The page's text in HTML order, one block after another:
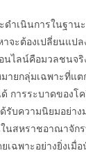
ำเนินการในฐา
ะต้องเปลี่ยนแป
ไลน์คือมวลชนจ
ยกลุ่มเฉพาะที่แ
การระบาดของ
รับความนิยมอย่
สหราชอาณาจัก
ฉพาะอย่างยิ่งเ